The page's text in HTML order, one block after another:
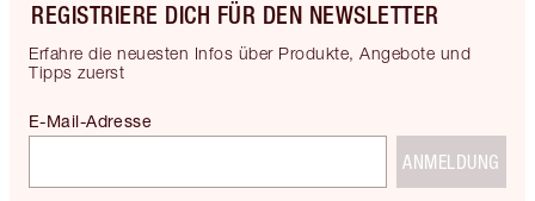
REGISTRIERE DICH FÜR DEN NEWSLETTER
Erfahre die neuesten Infos über Produkte, Angebote und
Tipps zuerst
E-Mail-Adresse
ANMELDUNG